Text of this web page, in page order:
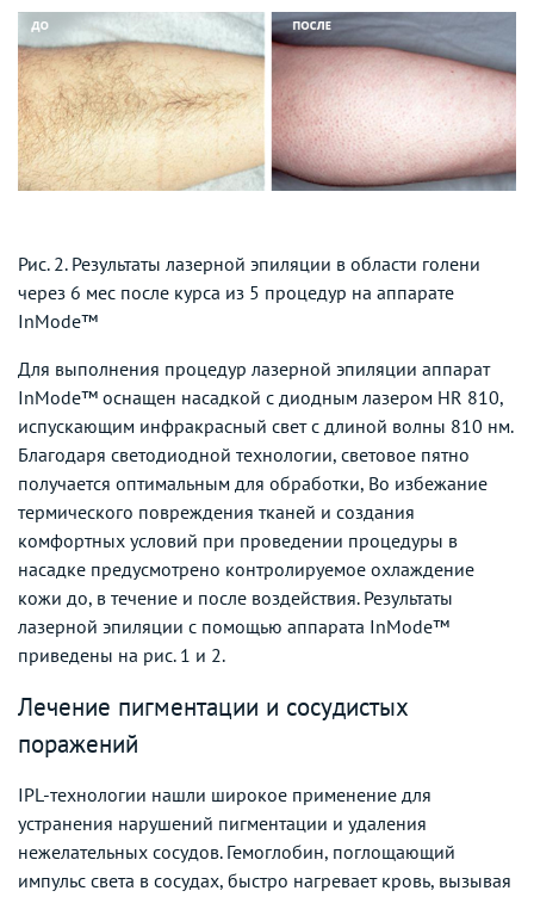
Рис. 2. Результаты лазерной эпиляции в области голени
через 6 мес после курса из 5 процедур на аппарате
InMode™
Для выполнения процедур лазерной эпиляции аппарат
InMode™ оснащен насадкой с диодным лазером HR 810,
испускающим инфракрасный свет с длиной волны 810 нм.
Благодаря светодиодной технологии, световое пятно
получается оптимальным для обработки, Во избежание
термического повреждения тканей и создания
комфортных условий при проведении процедуры в
насадке предусмотрено контролируемое охлаждение
кожи до, в течение и после воздействия. Результаты
лазерной эпиляции с помощью аппарата InMode™
приведены на рис. 1 и 2.
Лечение пигментации и сосудистых
поражений
IPL-технологии нашли широкое применение для
устранения нарушений пигментации и удаления
нежелательных сосудов. Гемоглобин, поглощающий
импульс света в сосудах, быстро нагревает кровь, вызывая